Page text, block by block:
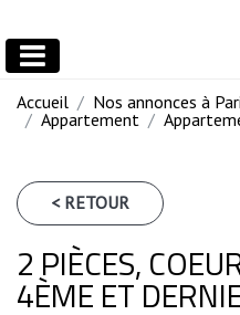
Accueil
Nos annonces à
Appartement
< RETOUR
2 PIÈCES,
4ÈME ET